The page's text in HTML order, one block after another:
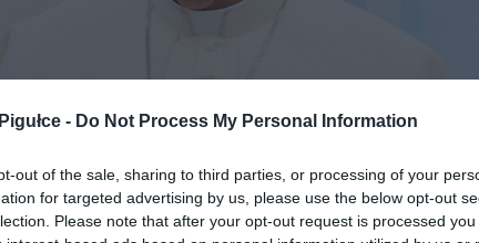
- Do Not Process My Personal Information
out of the sale, sharing to third parties, or processing of your
for targeted advertising by us, please use the below opt-out
Please note that after your opt-out request is processed you
Casa Rosada (Argentina Presidency of the Nation), CC BY-SA